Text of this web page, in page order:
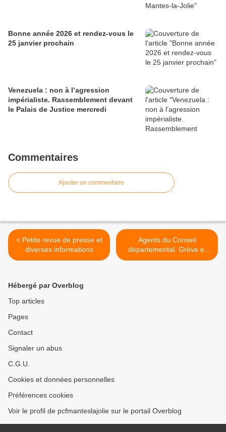
Bonne année 2026 et rendez-vous le
25 janvier prochain
Venezuela : non à l’agression
impérialiste. Rassemblement devant
le Palais de Justice mercredi
Commentaires
Ajouter un commentaire
< Petite revue de presse et
diverses informations
Agents du Conseil
départemental. Grève et
manifestation à Versailles le
Hébergé par Overblog
Top articles
Pages
Contact
Signaler un abus
C.G.U.
Cookies et données personnelles
Préférences cookies
Voir le profil de pcfmanteslajolie sur le portail Overblog